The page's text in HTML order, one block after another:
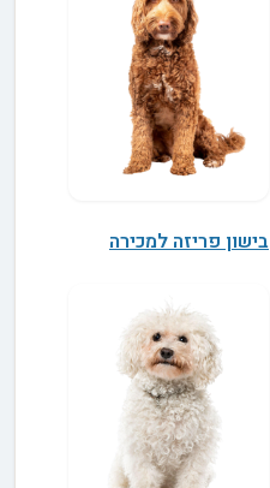
בישון פריזה למכירה